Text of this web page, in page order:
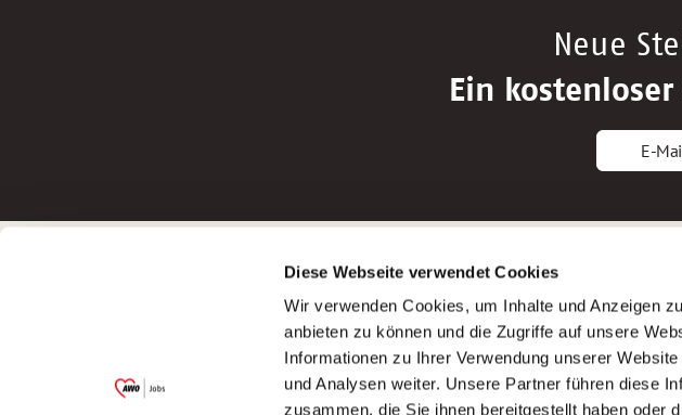
Diese Webseite verwendet Cookies
Wir verwenden Cookies, um Inhalte und Anzeigen
anbieten zu können und die Zugriffe auf unsere
Informationen zu Ihrer Verwendung unserer
und Analysen weiter. Unsere Partner führen diese
zusammen, die Sie ihnen bereitgestellt haben oder
Neue
Ein kostenloser
E-
Garitz Bewirtschaftungsbetriebe GmbH
(Ein Tochterunternehmen des AWO
Bezirksverbandes Unterfranken e.V.)
Bewerbungstipps
Bewerbung als Altenpfleger*in
Bewerbung als Krankenpfleger*in
Bewerbung als Altenpflegehelfer*in
Bewerbung als Erzieher*in